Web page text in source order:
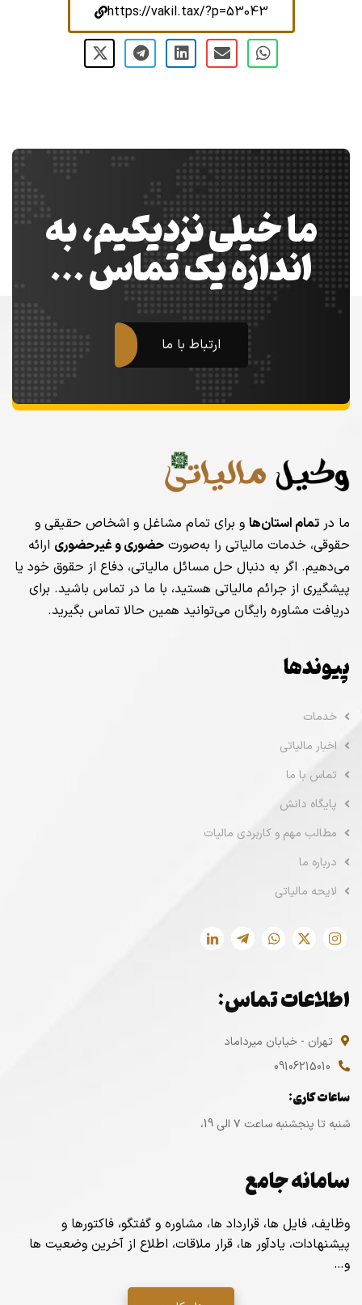
https://vakil.tax/?p=53043
ما خیلی نزدیکیم، به
اندازه یک تماس …
ارتباط با ما
ما در تمام استان‌ها و برای تمام مشاغل و اشخاص حقیقی و
حقوقی، خدمات مالیاتی را به‌صورت حضوری و غیرحضوری ارائه
می‌دهیم. اگر به دنبال حل مسائل مالیاتی، دفاع از حقوق خود یا
پیشگیری از جرائم مالیاتی هستید، با ما در تماس باشید. برای
دریافت مشاوره رایگان می‌توانید همین حالا تماس بگیرید.
پیوندها
خدمات
اخبار مالیاتی
تماس با ما
پایگاه دانش
مطالب مهم و کاربردی مالیات
درباره ما
لایحه مالیاتی
اطلاعات تماس:
تهران - خیابان میرداماد
09106215010
ساعات کاری:
شنبه تا پنجشنبه ساعت ۷ الی 19،
سامانه جامع
وظایف، فایل ها، قرارداد ها، مشاوره و گفتگو، فاکتورها و
پیشنهادات، یادآور ها، قرار ملاقات، اطلاع از آخرین وضعیت ها
و…